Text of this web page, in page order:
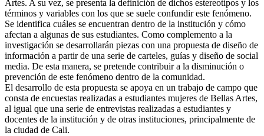
Artes. A su vez, se presenta la definición de dichos estereotipos y los
términos y variables con los que se suele confundir este fenómeno.
Se identifica cuáles se encuentran dentro de la institución y cómo
afectan a algunas de sus estudiantes. Como complemento a la
investigación se desarrollarán piezas con una propuesta de diseño de
información a partir de una serie de carteles, guías y diseño de social
media. De esta manera, se pretende contribuir a la disminución o
prevención de este fenómeno dentro de la comunidad.
El desarrollo de esta propuesta se apoya en un trabajo de campo que
consta de encuestas realizadas a estudiantes mujeres de Bellas Artes,
al igual que una serie de entrevistas realizadas a estudiantes y
docentes de la institución y de otras instituciones, principalmente de
la ciudad de Cali.